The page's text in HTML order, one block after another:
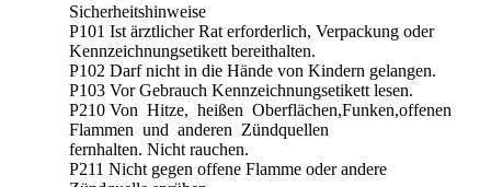
Sicherheitshinweise
P101 Ist ärztlicher Rat erforderlich, Verpackung oder
Kennzeichnungsetikett bereithalten.
P102 Darf nicht in die Hände von Kindern gelangen.
P103 Vor Gebrauch Kennzeichnungsetikett lesen.
P210 Von Hitze, heißen Oberflächen,Funken,offenen
Flammen und anderen Zündquellen
fernhalten. Nicht rauchen.
P211 Nicht gegen offene Flamme oder andere